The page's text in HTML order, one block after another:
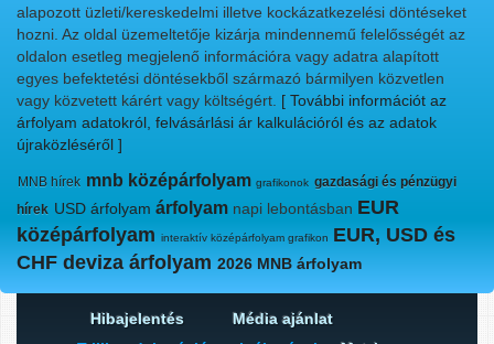
alapozott üzleti/kereskedelmi illetve kockázatkezelési döntéseket
hozni. Az oldal üzemeltetője kizárja mindennemű felelősségét az
oldalon esetleg megjelenő információra vagy adatra alapított
egyes befektetési döntésekből származó bármilyen közvetlen
vagy közvetett kárért vagy költségért. [ További információt az
árfolyam adatokról, felvásárlási ár kalkulációról és az adatok
újraközléséről ]
MNB hírek mnb középárfolyam grafikonok gazdasági és pénzügyi
hírek USD árfolyam árfolyam napi lebontásban EUR
középárfolyam interaktív középárfolyam grafikon EUR, USD és
CHF deviza árfolyam 2026 MNB árfolyam
Hibajelentés
Média ajánlat